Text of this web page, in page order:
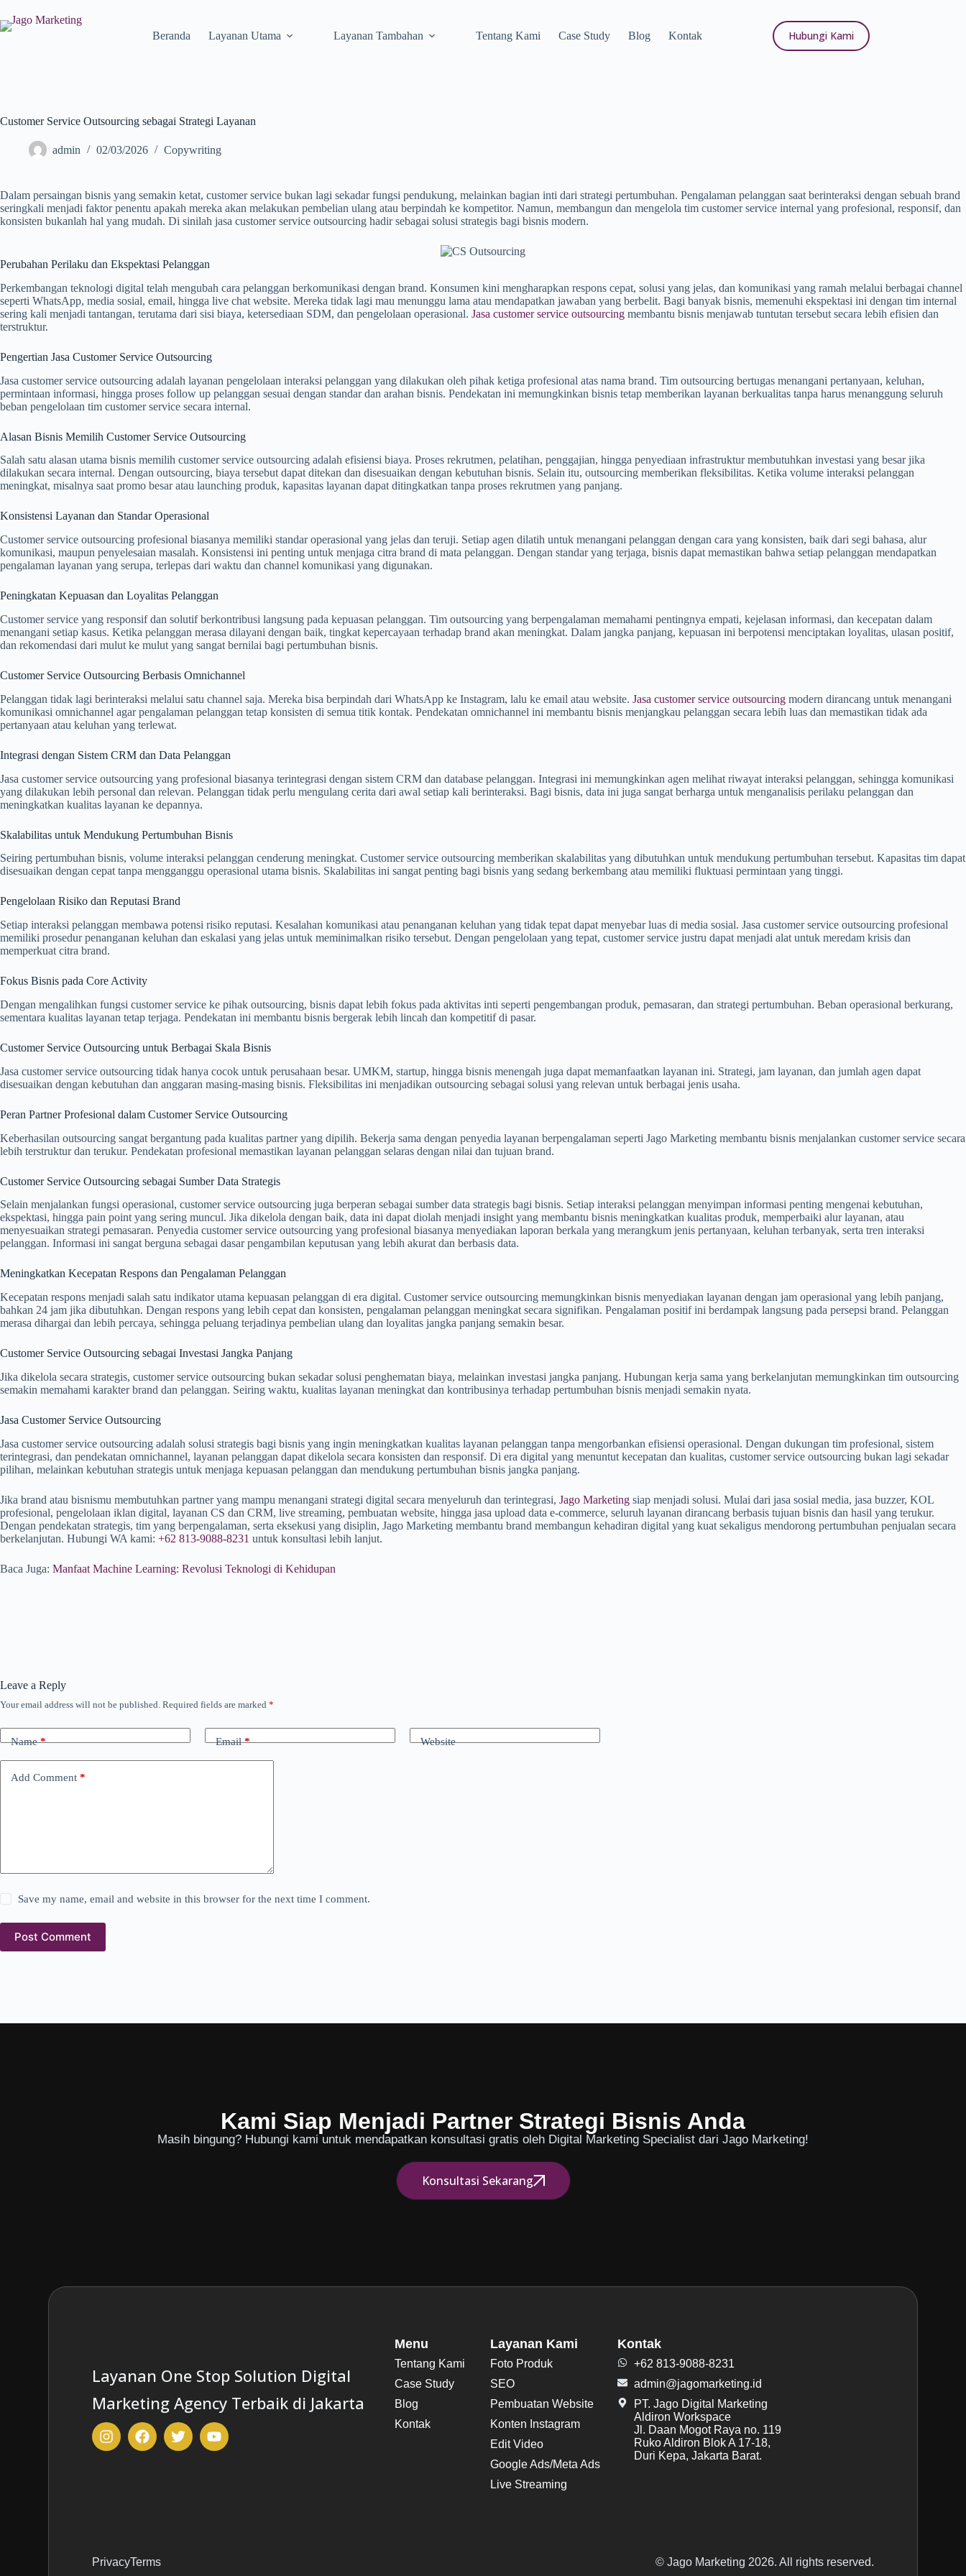
Beranda Layanan Utama Layanan Tambahan Tentang Kami Case Study Blog Kontak Hubungi Kami
Customer Service Outsourcing sebagai Strategi Layanan
admin 02/03/2026 Copywriting
Dalam persaingan bisnis yang semakin ketat, customer service bukan lagi sekadar fungsi pendukung, melainkan bagian inti dari strategi pertumbuhan. Pengalaman pelanggan saat berinteraksi dengan sebuah brand
seringkali menjadi faktor penentu apakah mereka akan melakukan pembelian ulang atau berpindah ke kompetitor. Namun, membangun dan mengelola tim customer service internal yang profesional, responsif, dan
konsisten bukanlah hal yang mudah. Di sinilah jasa customer service outsourcing hadir sebagai solusi strategis bagi bisnis modern.
Perubahan Perilaku dan Ekspektasi Pelanggan
Perkembangan teknologi digital telah mengubah cara pelanggan berkomunikasi dengan brand. Konsumen kini mengharapkan respons cepat, solusi yang jelas, dan komunikasi yang ramah melalui berbagai channel
seperti WhatsApp, media sosial, email, hingga live chat website. Mereka tidak lagi mau menunggu lama atau mendapatkan jawaban yang berbelit. Bagi banyak bisnis, memenuhi ekspektasi ini dengan tim internal
sering kali menjadi tantangan, terutama dari sisi biaya, ketersediaan SDM, dan pengelolaan operasional. Jasa customer service outsourcing membantu bisnis menjawab tuntutan tersebut secara lebih efisien dan
terstruktur.
Pengertian Jasa Customer Service Outsourcing
Jasa customer service outsourcing adalah layanan pengelolaan interaksi pelanggan yang dilakukan oleh pihak ketiga profesional atas nama brand. Tim outsourcing bertugas menangani pertanyaan, keluhan,
permintaan informasi, hingga proses follow up pelanggan sesuai dengan standar dan arahan bisnis. Pendekatan ini memungkinkan bisnis tetap memberikan layanan berkualitas tanpa harus menanggung seluruh
beban pengelolaan tim customer service secara internal.
Alasan Bisnis Memilih Customer Service Outsourcing
Salah satu alasan utama bisnis memilih customer service outsourcing adalah efisiensi biaya. Proses rekrutmen, pelatihan, penggajian, hingga penyediaan infrastruktur membutuhkan investasi yang besar jika
dilakukan secara internal. Dengan outsourcing, biaya tersebut dapat ditekan dan disesuaikan dengan kebutuhan bisnis. Selain itu, outsourcing memberikan fleksibilitas. Ketika volume interaksi pelanggan
meningkat, misalnya saat promo besar atau launching produk, kapasitas layanan dapat ditingkatkan tanpa proses rekrutmen yang panjang.
Konsistensi Layanan dan Standar Operasional
Customer service outsourcing profesional biasanya memiliki standar operasional yang jelas dan teruji. Setiap agen dilatih untuk menangani pelanggan dengan cara yang konsisten, baik dari segi bahasa, alur
komunikasi, maupun penyelesaian masalah. Konsistensi ini penting untuk menjaga citra brand di mata pelanggan. Dengan standar yang terjaga, bisnis dapat memastikan bahwa setiap pelanggan mendapatkan
pengalaman layanan yang serupa, terlepas dari waktu dan channel komunikasi yang digunakan.
Peningkatan Kepuasan dan Loyalitas Pelanggan
Customer service yang responsif dan solutif berkontribusi langsung pada kepuasan pelanggan. Tim outsourcing yang berpengalaman memahami pentingnya empati, kejelasan informasi, dan kecepatan dalam
menangani setiap kasus. Ketika pelanggan merasa dilayani dengan baik, tingkat kepercayaan terhadap brand akan meningkat. Dalam jangka panjang, kepuasan ini berpotensi menciptakan loyalitas, ulasan positif,
dan rekomendasi dari mulut ke mulut yang sangat bernilai bagi pertumbuhan bisnis.
Customer Service Outsourcing Berbasis Omnichannel
Pelanggan tidak lagi berinteraksi melalui satu channel saja. Mereka bisa berpindah dari WhatsApp ke Instagram, lalu ke email atau website. Jasa customer service outsourcing modern dirancang untuk menangani
komunikasi omnichannel agar pengalaman pelanggan tetap konsisten di semua titik kontak. Pendekatan omnichannel ini membantu bisnis menjangkau pelanggan secara lebih luas dan memastikan tidak ada
pertanyaan atau keluhan yang terlewat.
Integrasi dengan Sistem CRM dan Data Pelanggan
Jasa customer service outsourcing yang profesional biasanya terintegrasi dengan sistem CRM dan database pelanggan. Integrasi ini memungkinkan agen melihat riwayat interaksi pelanggan, sehingga komunikasi
yang dilakukan lebih personal dan relevan. Pelanggan tidak perlu mengulang cerita dari awal setiap kali berinteraksi. Bagi bisnis, data ini juga sangat berharga untuk menganalisis perilaku pelanggan dan
meningkatkan kualitas layanan ke depannya.
Skalabilitas untuk Mendukung Pertumbuhan Bisnis
Seiring pertumbuhan bisnis, volume interaksi pelanggan cenderung meningkat. Customer service outsourcing memberikan skalabilitas yang dibutuhkan untuk mendukung pertumbuhan tersebut. Kapasitas tim dapat
disesuaikan dengan cepat tanpa mengganggu operasional utama bisnis. Skalabilitas ini sangat penting bagi bisnis yang sedang berkembang atau memiliki fluktuasi permintaan yang tinggi.
Pengelolaan Risiko dan Reputasi Brand
Setiap interaksi pelanggan membawa potensi risiko reputasi. Kesalahan komunikasi atau penanganan keluhan yang tidak tepat dapat menyebar luas di media sosial. Jasa customer service outsourcing profesional
memiliki prosedur penanganan keluhan dan eskalasi yang jelas untuk meminimalkan risiko tersebut. Dengan pengelolaan yang tepat, customer service justru dapat menjadi alat untuk meredam krisis dan
memperkuat citra brand.
Fokus Bisnis pada Core Activity
Dengan mengalihkan fungsi customer service ke pihak outsourcing, bisnis dapat lebih fokus pada aktivitas inti seperti pengembangan produk, pemasaran, dan strategi pertumbuhan. Beban operasional berkurang,
sementara kualitas layanan tetap terjaga. Pendekatan ini membantu bisnis bergerak lebih lincah dan kompetitif di pasar.
Customer Service Outsourcing untuk Berbagai Skala Bisnis
Jasa customer service outsourcing tidak hanya cocok untuk perusahaan besar. UMKM, startup, hingga bisnis menengah juga dapat memanfaatkan layanan ini. Strategi, jam layanan, dan jumlah agen dapat
disesuaikan dengan kebutuhan dan anggaran masing-masing bisnis. Fleksibilitas ini menjadikan outsourcing sebagai solusi yang relevan untuk berbagai jenis usaha.
Peran Partner Profesional dalam Customer Service Outsourcing
Keberhasilan outsourcing sangat bergantung pada kualitas partner yang dipilih. Bekerja sama dengan penyedia layanan berpengalaman seperti Jago Marketing membantu bisnis menjalankan customer service secara
lebih terstruktur dan terukur. Pendekatan profesional memastikan layanan pelanggan selaras dengan nilai dan tujuan brand.
Customer Service Outsourcing sebagai Sumber Data Strategis
Selain menjalankan fungsi operasional, customer service outsourcing juga berperan sebagai sumber data strategis bagi bisnis. Setiap interaksi pelanggan menyimpan informasi penting mengenai kebutuhan,
ekspektasi, hingga pain point yang sering muncul. Jika dikelola dengan baik, data ini dapat diolah menjadi insight yang membantu bisnis meningkatkan kualitas produk, memperbaiki alur layanan, atau
menyesuaikan strategi pemasaran. Penyedia customer service outsourcing yang profesional biasanya menyediakan laporan berkala yang merangkum jenis pertanyaan, keluhan terbanyak, serta tren interaksi
pelanggan. Informasi ini sangat berguna sebagai dasar pengambilan keputusan yang lebih akurat dan berbasis data.
Meningkatkan Kecepatan Respons dan Pengalaman Pelanggan
Kecepatan respons menjadi salah satu indikator utama kepuasan pelanggan di era digital. Customer service outsourcing memungkinkan bisnis menyediakan layanan dengan jam operasional yang lebih panjang,
bahkan 24 jam jika dibutuhkan. Dengan respons yang lebih cepat dan konsisten, pengalaman pelanggan meningkat secara signifikan. Pengalaman positif ini berdampak langsung pada persepsi brand. Pelanggan
merasa dihargai dan lebih percaya, sehingga peluang terjadinya pembelian ulang dan loyalitas jangka panjang semakin besar.
Customer Service Outsourcing sebagai Investasi Jangka Panjang
Jika dikelola secara strategis, customer service outsourcing bukan sekadar solusi penghematan biaya, melainkan investasi jangka panjang. Hubungan kerja sama yang berkelanjutan memungkinkan tim outsourcing
semakin memahami karakter brand dan pelanggan. Seiring waktu, kualitas layanan meningkat dan kontribusinya terhadap pertumbuhan bisnis menjadi semakin nyata.
Jasa Customer Service Outsourcing
Jasa customer service outsourcing adalah solusi strategis bagi bisnis yang ingin meningkatkan kualitas layanan pelanggan tanpa mengorbankan efisiensi operasional. Dengan dukungan tim profesional, sistem
terintegrasi, dan pendekatan omnichannel, layanan pelanggan dapat dikelola secara konsisten dan responsif. Di era digital yang menuntut kecepatan dan kualitas, customer service outsourcing bukan lagi sekadar
pilihan, melainkan kebutuhan strategis untuk menjaga kepuasan pelanggan dan mendukung pertumbuhan bisnis jangka panjang.
Jika brand atau bisnismu membutuhkan partner yang mampu menangani strategi digital secara menyeluruh dan terintegrasi, Jago Marketing siap menjadi solusi. Mulai dari jasa sosial media, jasa buzzer, KOL
profesional, pengelolaan iklan digital, layanan CS dan CRM, live streaming, pembuatan website, hingga jasa upload data e-commerce, seluruh layanan dirancang berbasis tujuan bisnis dan hasil yang terukur.
Dengan pendekatan strategis, tim yang berpengalaman, serta eksekusi yang disiplin, Jago Marketing membantu brand membangun kehadiran digital yang kuat sekaligus mendorong pertumbuhan penjualan secara
berkelanjutan. Hubungi WA kami: +62 813-9088-8231 untuk konsultasi lebih lanjut.
Baca Juga: Manfaat Machine Learning: Revolusi Teknologi di Kehidupan
Leave a Reply
Your email address will not be published. Required fields are marked *
Name* Email* Website
Add Comment *
Save my name, email and website in this browser for the next time I comment.
Post Comment
Kami Siap Menjadi Partner Strategi Bisnis Anda
Masih bingung? Hubungi kami untuk mendapatkan konsultasi gratis oleh Digital Marketing Specialist dari Jago Marketing!
Konsultasi Sekarang
Layanan One Stop Solution Digital
Marketing Agency Terbaik di Jakarta
Menu
Tentang Kami
Case Study
Blog
Kontak
Layanan Kami
Foto Produk
SEO
Pembuatan Website
Konten Instagram
Edit Video
Google Ads/Meta Ads
Live Streaming
Kontak
+62 813-9088-8231
admin@jagomarketing.id
PT. Jago Digital Marketing
Aldiron Workspace
Jl. Daan Mogot Raya no. 119
Ruko Aldiron Blok A 17-18,
Duri Kepa, Jakarta Barat.
PrivacyTerms © Jago Marketing 2026. All rights reserved.